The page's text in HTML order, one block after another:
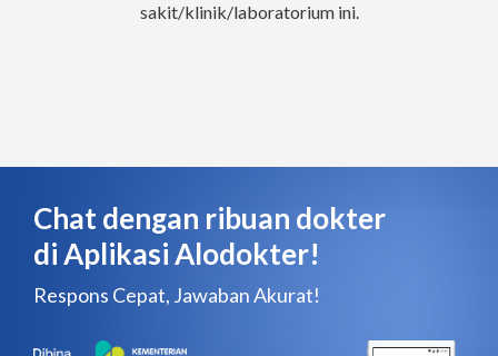
sakit/klinik/laboratorium ini.